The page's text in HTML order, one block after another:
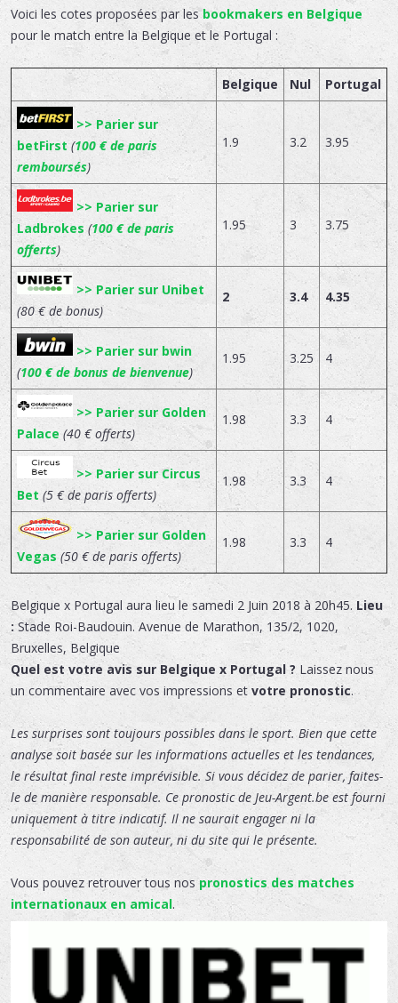
Voici les cotes proposées par lesbookmakers en Belgique
pour le match entre la Belgique et le Portugal :
Belgique Nul Portugal
>> Parier sur
betFirst (100 € de paris
remboursés)
1.9 3.2 3.95
>> Parier sur
Ladbrokes (100 € de paris
offerts)
1.95 3 3.75
>> Parier sur Unibet
(80 € de bonus)
2 3.4 4.35
>> Parier sur bwin
(100 € de bonus de bienvenue)
1.95 3.25 4
>> Parier sur Golden
Palace (40 € offerts)
1.98 3.3 4
>> Parier sur Circus
Bet (5 € de paris offerts)
1.98 3.3 4
>> Parier sur Golden
Vegas (50 € de paris offerts)
1.98 3.3 4
Belgique x Portugal aura lieu le samedi 2 Juin 2018 à 20h45. Lieu
: Stade Roi-Baudouin. Avenue de Marathon, 135/2, 1020,
Bruxelles, Belgique
Quel est votre avis sur Belgique x Portugal ? Laissez nous
un commentaire avec vos impressions et votre pronostic.
Les surprises sont toujours possibles dans le sport. Bien que cette
analyse soit basée sur les informations actuelles et les tendances,
le résultat final reste imprévisible. Si vous décidez de parier, faites-
le de manière responsable. Ce pronostic de Jeu-Argent.be est fourni
uniquement à titre indicatif. Il ne saurait engager ni la
responsabilité de son auteur, ni du site qui le présente.
Vous pouvez retrouver tous nospronostics des matches
internationaux en amical.